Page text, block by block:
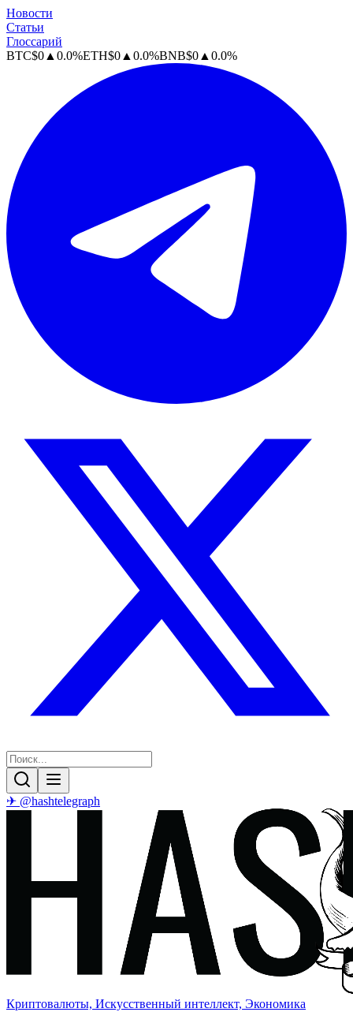
Новости
Статьи
Глоссарий
BTC$0 ▲ 0.0%ETH$0 ▲ 0.0%BNB$0 ▲ 0.0%
✈ @hashtelegraph
Криптовалюты, Искусственный интеллект, Экономика